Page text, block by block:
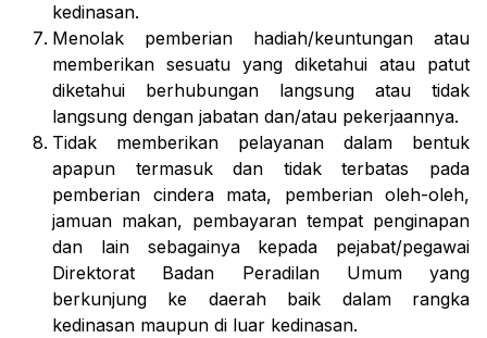
kedinasan.
Menolak pemberian hadiah/keuntungan atau
memberikan sesuatu yang diketahui atau patut
diketahui berhubungan langsung atau tidak
langsung dengan jabatan dan/atau pekerjaannya.
Tidak memberikan pelayanan dalam bentuk
apapun termasuk dan tidak terbatas pada
pemberian cindera mata, pemberian oleh-oleh,
jamuan makan, pembayaran tempat penginapan
dan lain sebagainya kepada pejabat/pegawai
Direktorat Badan Peradilan Umum yang
berkunjung ke daerah baik dalam rangka
kedinasan maupun di luar kedinasan.